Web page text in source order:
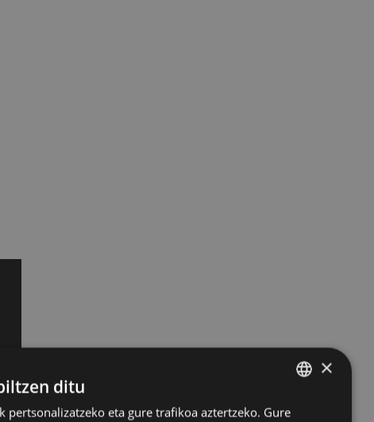
BASQUE
×
ditu
pertsonalizatzeko eta gure trafikoa aztertzeko. Gure